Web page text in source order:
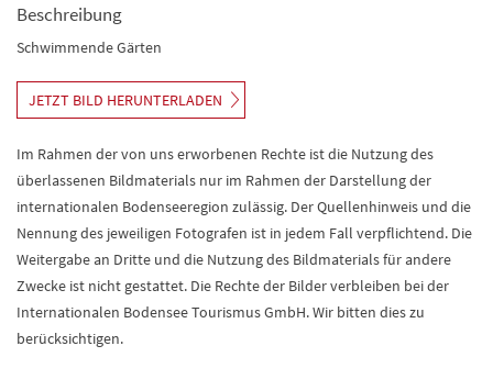
Beschreibung
Schwimmende Gärten
JETZT BILD HERUNTERLADEN
Im Rahmen der von uns erworbenen Rechte ist die Nutzung des
überlassenen Bildmaterials nur im Rahmen der Darstellung der
internationalen Bodenseeregion zulässig. Der Quellenhinweis und die
Nennung des jeweiligen Fotografen ist in jedem Fall verpflichtend. Die
Weitergabe an Dritte und die Nutzung des Bildmaterials für andere
Zwecke ist nicht gestattet. Die Rechte der Bilder verbleiben bei der
Internationalen Bodensee Tourismus GmbH. Wir bitten dies zu
berücksichtigen.